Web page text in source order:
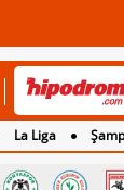
La Liga